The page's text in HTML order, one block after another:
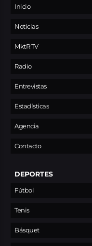
Inicio
Noticias
MktR TV
Radio
Entrevistas
Estadísticas
Agencia
Contacto
DEPORTES
Fútbol
Tenis
Básquet